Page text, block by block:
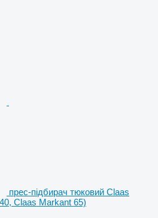
прес-підбирач тюковий Claas
Claas Markant 65)